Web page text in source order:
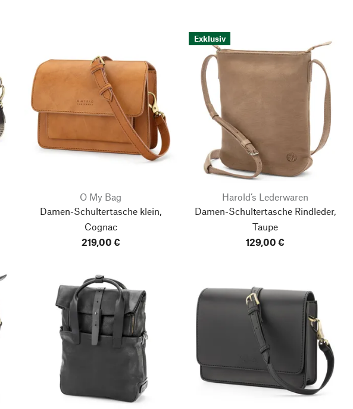
O My Bag
Damen-Schultertasche klein,
Cognac
219,00 €
Exklusiv
Harold’s Lederwaren
Damen-Schultertasche Rindleder,
Taupe
129,00 €